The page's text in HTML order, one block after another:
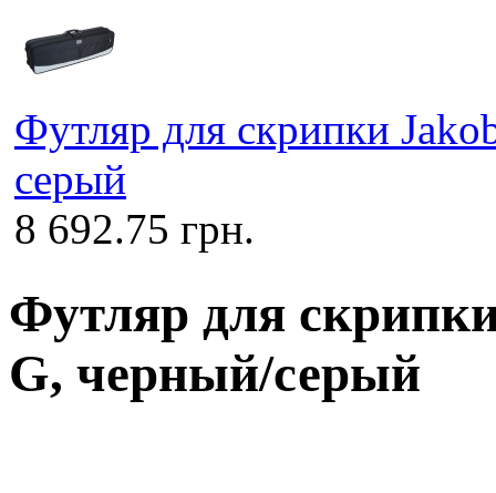
Футляр для скрипки
серый
8 692.75 грн.
Футляр для
G, черный/серый